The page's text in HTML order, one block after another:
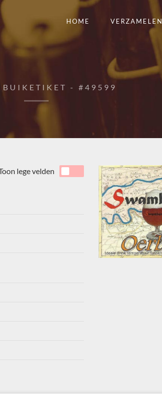
HOME VERZAMELEN
BUIKETIKET - #49599
lege velden